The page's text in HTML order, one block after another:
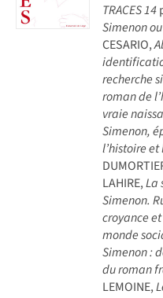
TRACES 14
Simenon
CESARIO,
recherche
roman de
vraie
Simenon,
l’histoire et
LAHIRE,La
Simenon.
croyance
monde
Simenon :
du roman
LEMOINE,